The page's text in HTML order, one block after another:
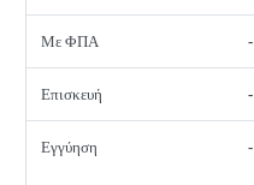
Με ΦΠΑ -
Επισκευή -
Εγγύηση -